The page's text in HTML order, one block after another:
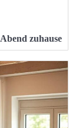
zuhause